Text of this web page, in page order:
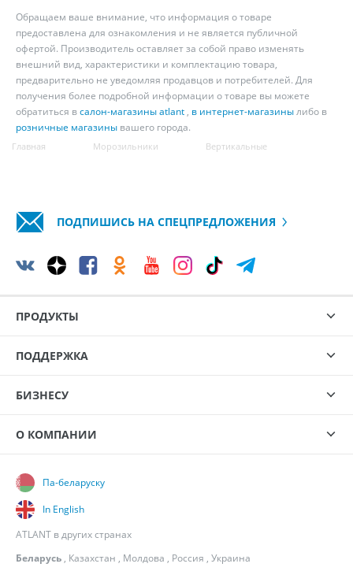
Обращаем ваше внимание, что информация о товаре
предоставлена для ознакомления и не является публичной
офертой. Производитель оставляет за собой право изменять
внешний вид, характеристики и комплектацию товара,
предварительно не уведомляя продавцов и потребителей. Для
получения более подробной информации о товаре вы можете
обратиться всалон-магазины atlant , в интернет-магазинылибо в
розничные магазины вашего города.
Главная Морозильники Вертикальные
ПОДПИШИСЬ НА СПЕЦПРЕДЛОЖЕНИЯ
ПРОДУКТЫ
ПОДДЕРЖКА
БИЗНЕСУ
О КОМПАНИИ
Па-беларуску
In English
ATLANT в других странах
Беларусь , Казахстан , Молдова , Россия , Украина